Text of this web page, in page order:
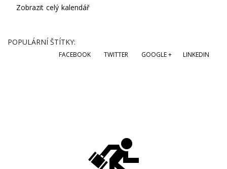
Zobrazit celý kalendář
POPULÁRNÍ ŠTÍTKY:
FACEBOOK TWITTER GOOGLE + LINKEDIN